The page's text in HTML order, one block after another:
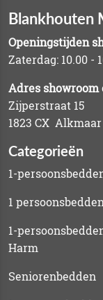
Blankhouten
Openingstijden
Zaterdag: 10.00 -
Adres showroom
Zijperstraat 15
1823 CX Alkmaar
Categorieën
1-
1
1-
Harm
Seniorenbedden